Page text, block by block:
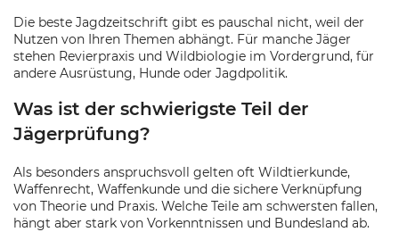
Die beste Jagdzeitschrift gibt es pauschal nicht, weil der
Nutzen von Ihren Themen abhängt. Für manche Jäger
stehen Revierpraxis und Wildbiologie im Vordergrund, für
andere Ausrüstung, Hunde oder Jagdpolitik.
Was ist der schwierigste Teil der
Jägerprüfung?
Als besonders anspruchsvoll gelten oft Wildtierkunde,
Waffenrecht, Waffenkunde und die sichere Verknüpfung
von Theorie und Praxis. Welche Teile am schwersten fallen,
hängt aber stark von Vorkenntnissen und Bundesland ab.